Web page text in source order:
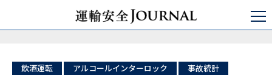
ひと・いのち・アルコール
飲酒運転Fact sheet
日本の飲酒運転者が2万2千人以上いる件
飲酒運転 アルコールインターロック 事故統計